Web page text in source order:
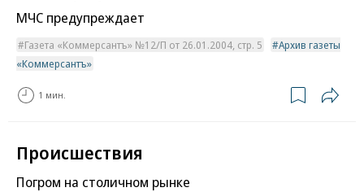
МЧС предупреждает
Газета «Коммерсантъ» №12/П от 26.01.2004, стр. 5
Архив газеты
«Коммерсантъ»
1 мин.
Происшествия
Погром на столичном рынке